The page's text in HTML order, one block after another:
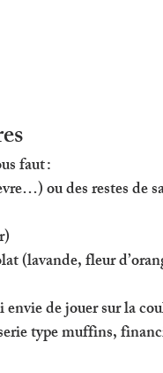
faut :
ou des restes de
(lavande, fleur
de jouer sur la
type muffins,